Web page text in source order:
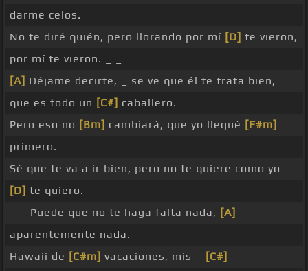
darme celos.
No te diré quién, pero llorando por mí [D] te vieron,
por mí te vieron. _ _
[A] Déjame decirte, _ se ve que él te trata bien,
que es todo un [C#] caballero.
Pero eso no [Bm] cambiará, que yo llegué [F#m]
primero.
Sé que te va a ir bien, pero no te quiere como yo
[D] te quiero.
_ _ Puede que no te haga falta nada, [A]
aparentemente nada.
Hawaii de [C#m] vacaciones, mis _
[C#]